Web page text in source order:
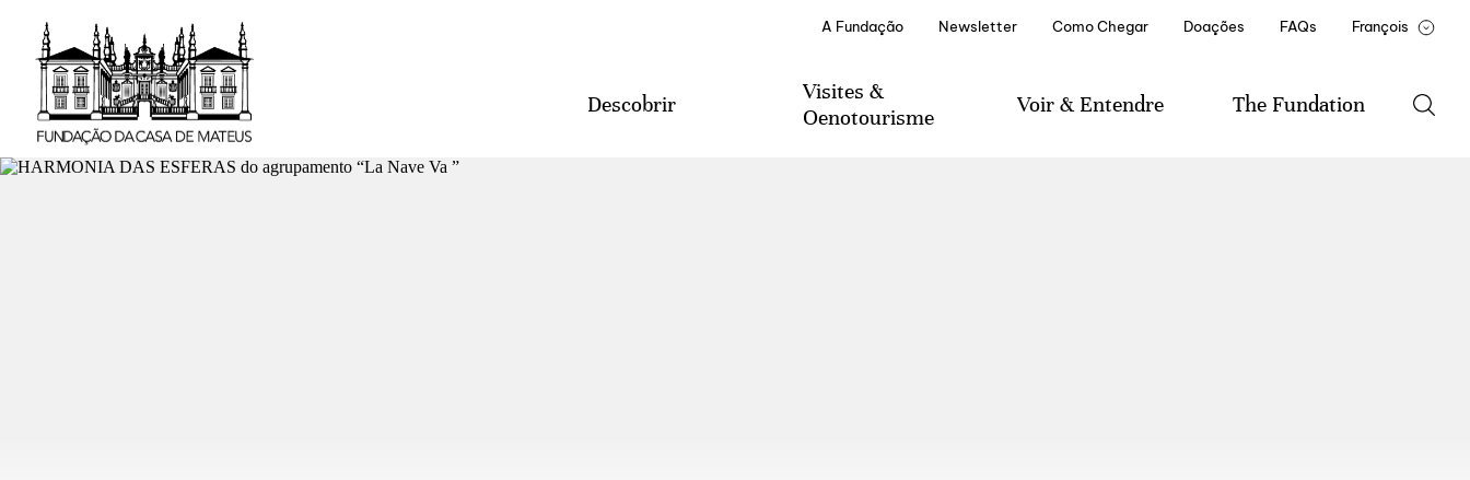
A Fundação Newsletter Como Chegar Doações FAQs François
Descobrir
Visites &
Oenotourisme
Voir & Entendre The Fundation